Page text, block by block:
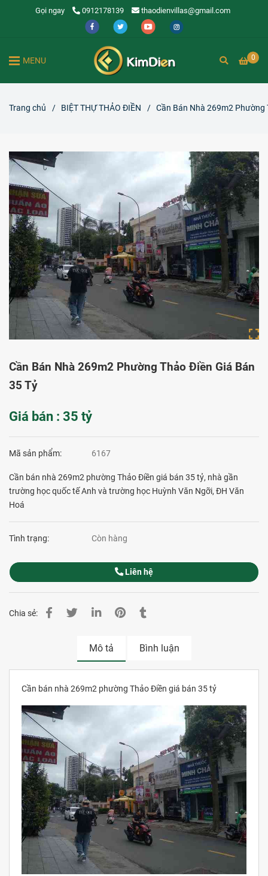
Gọi ngay 0912178139 thaodienvillas@gmail.com
0
MENU
Trang chủ / BIỆT THỰ THẢO ĐIỀN / Cần Bán Nhà 269m2 Phường
Cần Bán Nhà 269m2 Phường Thảo Điền Giá Bán
35 Tỷ
Giá bán : 35 tỷ
Mã sản phẩm: 6167
Cần bán nhà 269m2 phường Thảo Điền giá bán 35 tỷ, nhà gần
trường học quốc tế Anh và trường học Huỳnh Văn Ngỡi, ĐH Văn
Hoá
Tình trạng: Còn hàng
Liên hệ
Chia sẻ:
Mô tả Bình luận
Cần bán nhà 269m2 phường Thảo Điền giá bán 35 tỷ